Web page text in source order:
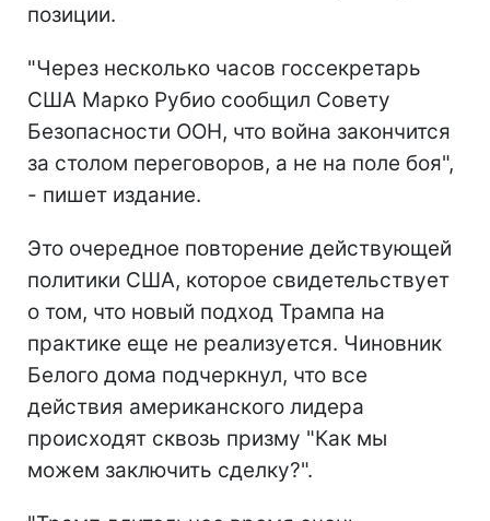
позиции.
"Через несколько часов госсекретарь
США Марко Рубио сообщил Совету
Безопасности ООН, что война закончится
за столом переговоров, а не на поле боя",
- пишет издание.
Это очередное повторение действующей
политики США, которое свидетельствует
о том, что новый подход Трампа на
практике еще не реализуется. Чиновник
Белого дома подчеркнул, что все
действия американского лидера
происходят сквозь призму "Как мы
можем заключить сделку?".